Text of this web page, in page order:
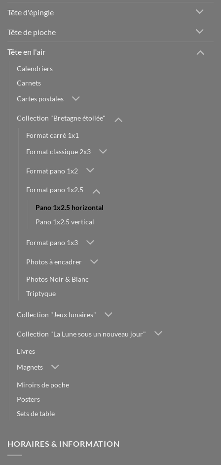
Tête d'épingle
Tête de pioche
Tête en l'air
Calendriers
Carnets
Cartes postales
Collection "Bretagne étoilée"
Format carré 1x1
Format classique 2x3
Format pano 1x2
Format pano 1x2.5
Pano 1x2.5 horizontal
Pano 1x2.5 vertical
Format pano 1x3
Photos à encadrer
Photos Noir & Blanc
Triptyque
Collection "Jeux lunaires"
Collection "La Lune sous un nouveau jour"
Livres
Magnets
Miroirs de poche
Posters
Sets de table
HORAIRES & INFORMATION